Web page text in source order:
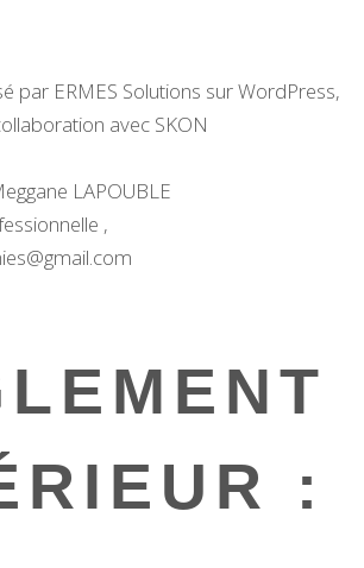
par ERMES Solutions sur WordPress,
avec SKON
LAPOUBLE
,
: